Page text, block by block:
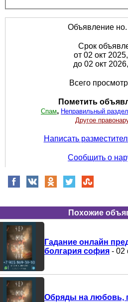
Объявление
Срок
от 02 окт
до 02 окт
Всего
Пометить
Спам, Неправильный раздел
Другое
Написать
Сообщить о
Похожие
Гадание онлайн
болгария софия - 02
Обряды на любовь,